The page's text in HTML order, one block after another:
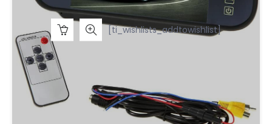
[ti_wishlists_addtowishlist]